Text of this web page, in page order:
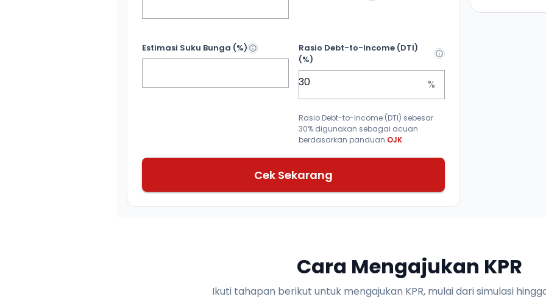
Estimasi Suku Bunga (%)
Rasio Debt-to-Income (DTI)
(%)
%
Rasio Debt-to-Income (DTI) sebesar
30% digunakan sebagai acuan
berdasarkan panduan OJK .
Cek Sekarang
Cara Mengajukan KPR
Ikuti tahapan berikut untuk mengajukan KPR, mulai dari simulasi